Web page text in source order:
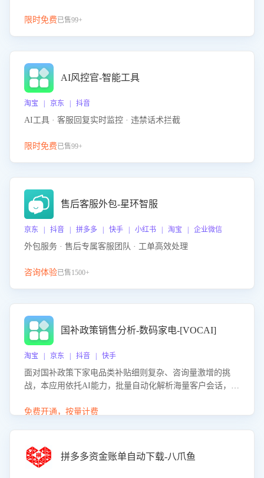
限时免费已售99+
AI风控官-智能工具
淘宝 | 京东 | 抖音
AI工具 · 客服回复实时监控 · 违禁话术拦截
限时免费已售99+
售后客服外包-星环智服
京东 | 抖音 | 拼多多 | 快手 | 小红书 | 淘宝 | 企业微信
外包服务 · 售后专属客服团队 · 工单高效处理
咨询体验已售1500+
国补政策销售分析-数码家电-[VOCAI]
淘宝 | 京东 | 抖音 | 快手
面对国补政策下家电品类补贴细则复杂、咨询量激增的挑
战，本应用依托AI能力，批量自动化解析海量客户会话，精
购买意向，深度洞察决策动因。同时全面评估客服团队政策
度、客服转化能力及销售业绩。
免费开通，按量计费
拼多多资金账单自动下载-八爪鱼